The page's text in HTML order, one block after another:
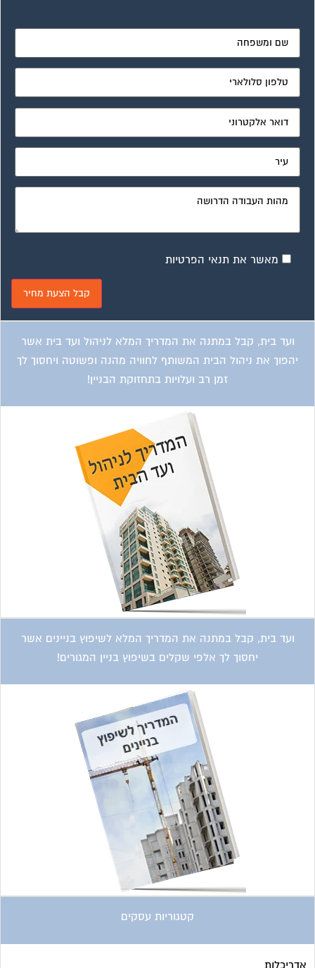
מאשר את תנאי הפרטיות
ועד בית, קבל במתנה את המדריך המלא לניהול ועד בית אשר
יהפוך את ניהול הבית המשותף לחוויה מהנה ופשוטה ויחסוך לך
זמן רב ועלויות בתחזוקת הבניין!
ועד בית, קבל במתנה את המדריך המלא לשיפוץ בניינים אשר
יחסוך לך אלפי שקלים בשיפוץ בניין המגורים!
קטגוריות עסקים
אדריכלות